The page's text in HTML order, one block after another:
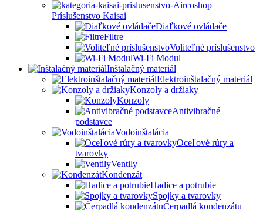
Príslušenstvo Kaisai
Diaľkové ovládače
Filtre
Voliteľné príslušenstvo
Wi-Fi Modul
Inštalačný materiál
Elektroinštalačný materiál
Konzoly a držiaky
Konzoly
Antivibračné
podstavce
Vodoinštalácia
Oceľové rúry a
tvarovky
Ventily
Kondenzát
Hadice a potrubie
Spojky a tvarovky
Čerpadlá kondenzátu